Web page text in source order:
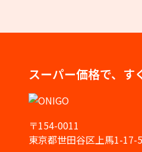
スーパー価格で、す
〒154-0011
東京都世田谷区上馬1-17-5